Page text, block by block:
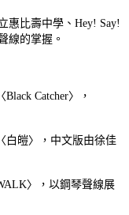
惠比壽中學、Hey! Say!
線的掌握。
Catcher〉，
白皚〉，中文版由徐佳
〉，以鋼琴聲線展